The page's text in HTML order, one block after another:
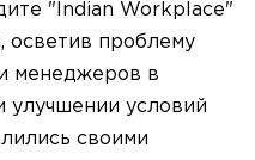
"Indian Workplace"
осветив проблему
менеджеров в
улучшении условий
своими